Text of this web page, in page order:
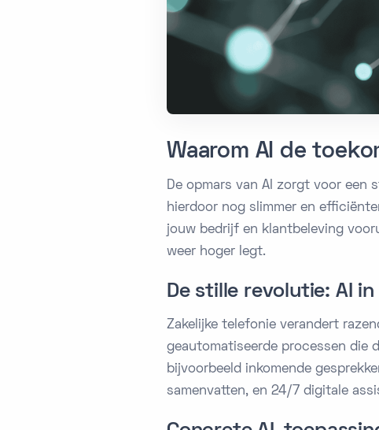
Waarom AI de
De opmars van AI zorgt voor een
hierdoor nog slimmer en
jouw bedrijf en klantbeleving
weer hoger legt.
De stille revolutie: AI
Zakelijke telefonie verandert
geautomatiseerde processen die
bijvoorbeeld inkomende
samenvatten, en 24/7 digitale